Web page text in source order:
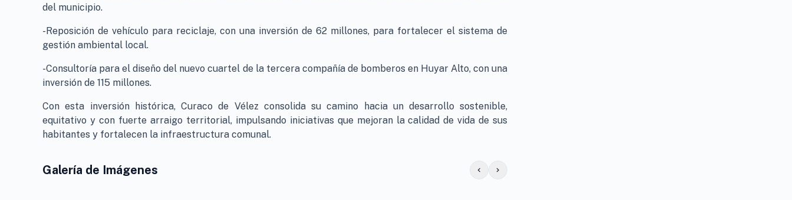
del municipio.
-Reposición de vehículo para reciclaje, con una inversión de 62 millones, para fortalecer el sistema de
gestión ambiental local.
-Consultoría para el diseño del nuevo cuartel de la tercera compañía de bomberos en Huyar Alto, con una
inversión de 115 millones.
Con esta inversión histórica, Curaco de Vélez consolida su camino hacia un desarrollo sostenible,
equitativo y con fuerte arraigo territorial, impulsando iniciativas que mejoran la calidad de vida de sus
habitantes y fortalecen la infraestructura comunal.
Galería de Imágenes chevron_left chevron_right